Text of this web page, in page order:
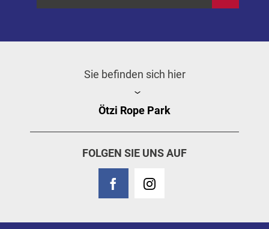
Sie befinden sich hier
Ötzi Rope Park
FOLGEN SIE UNS AUF